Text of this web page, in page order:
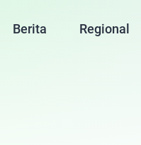
Berita Regional